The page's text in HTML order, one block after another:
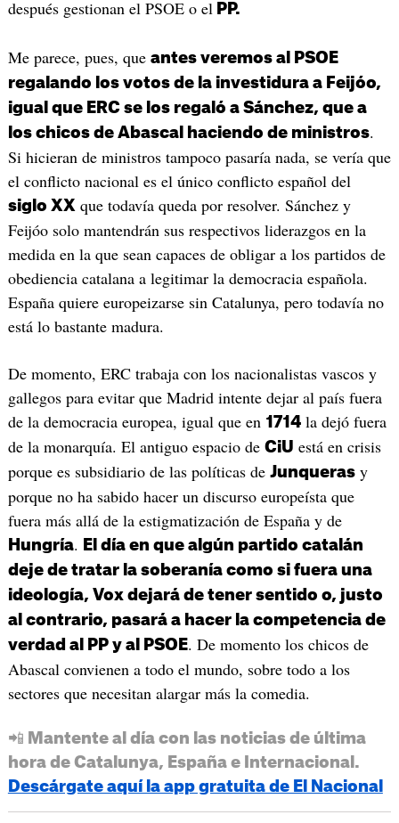
después gestionan el PSOE o el PP.
Me parece, pues, que antes veremos al PSOE
regalando los votos de la investidura a Feijóo,
igual que ERC se los regaló a Sánchez, que a
los chicos de Abascal haciendo de ministros.
Si hicieran de ministros tampoco pasaría nada, se vería que
el conflicto nacional es el único conflicto español del
siglo XXque todavía queda por resolver. Sánchez y
Feijóo solo mantendrán sus respectivos liderazgos en la
medida en la que sean capaces de obligar a los partidos de
obediencia catalana a legitimar la democracia española.
España quiere europeizarse sin Catalunya, pero todavía no
está lo bastante madura.
De momento, ERC trabaja con los nacionalistas vascos y
gallegos para evitar que Madrid intente dejar al país fuera
de la democracia europea, igual que en 1714la dejó fuera
de la monarquía. El antiguo espacio de CiU está en crisis
porque es subsidiario de las políticas de Junquerasy
porque no ha sabido hacer un discurso europeísta que
fuera más allá de la estigmatización de España y de
Hungría.
El día en que algún partido catalán
deje de tratar la soberanía como si fuera una
ideología, Vox dejará de tener sentido o, justo
al contrario, pasará a hacer la competencia de
verdad al PP y al PSOE. De momento los chicos de
Abascal convienen a todo el mundo, sobre todo a los
sectores que necesitan alargar más la comedia.
📲 Mantente al día con las noticias de última
hora de Catalunya, España e Internacional.
Descárgate aquí la app gratuita de El Nacional